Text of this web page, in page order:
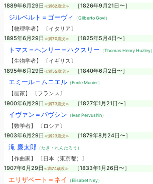
1889年6月29日 ≪満62歳没≫ ［1826年9月21日〜］
ジルベルト＝ゴーヴィ （Gilberto Govi）
【物理学者】 〔イタリア〕
1895年6月29日 ≪満70歳没≫ ［1825年5月4日〜］
トマス＝ヘンリー＝ハクスリー （Thomas Henry Huzley）
【生物学者】 〔イギリス〕
1895年6月29日 ≪満55歳没≫ ［1840年6月2日〜］
エミール＝ムニエル（Emile Munier）
【画家】 〔フランス〕
1900年6月29日 ≪満73歳没≫ ［1827年1月21日〜］
イヴァン＝パヴシン （Ivan Pervushin）
【数学者】 〔ロシア〕
1903年6月29日 ≪満23歳没≫ ［1879年8月24日〜］
滝 廉太郎（たき・れんたろう）
【作曲家】 〔日本（東京都）〕
1907年6月29日 ≪満74歳没≫ ［1833年1月26日〜］
エリザベート＝ネイ （Elisabet Ney）